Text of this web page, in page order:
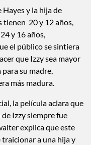
Hayes y la hija de
tienen 20 y 12 años,
y 16 años,
el público se sintiera
que Izzy sea mayor
su madre,
más madura.
la película aclara que
Izzy siempre fue
explica que este
a una hija y